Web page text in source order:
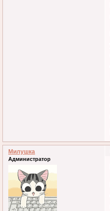
Милушка
Администратор